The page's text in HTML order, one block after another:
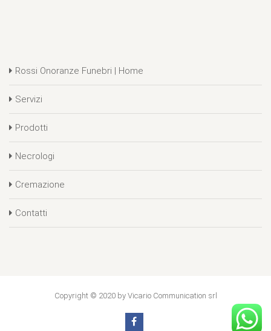
Rossi Onoranze Funebri | Home
Servizi
Prodotti
Necrologi
Cremazione
Contatti
Copyright © 2020 by Vicario Communication srl